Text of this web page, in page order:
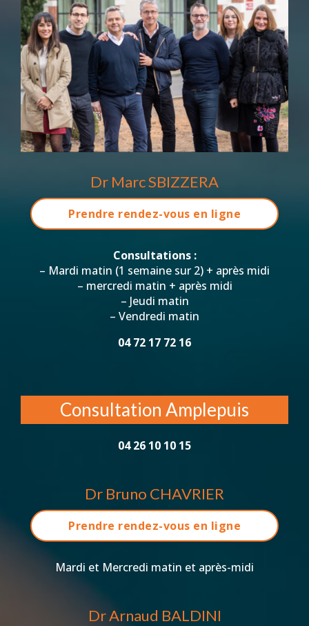
Dr Marc SBIZZERA
Prendre rendez-vous en ligne
Consultations :
– Mardi matin (1 semaine sur 2) + après midi
– mercredi matin + après midi
– Jeudi matin
– Vendredi matin
04 72 17 72 16
Consultation Amplepuis
04 26 10 10 15
Dr Bruno CHAVRIER
Prendre rendez-vous en ligne
Mardi et Mercredi matin et après-midi
Dr Arnaud BALDINI